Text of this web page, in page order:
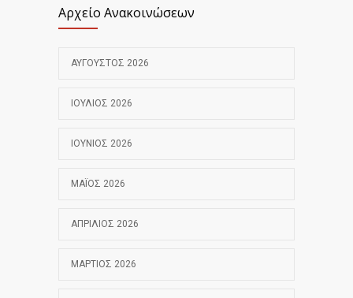
Αρχείο Ανακοινώσεων
ΑΎΓΟΥΣΤΟΣ 2026
ΙΟΎΛΙΟΣ 2026
ΙΟΎΝΙΟΣ 2026
ΜΆΙΟΣ 2026
ΑΠΡΊΛΙΟΣ 2026
ΜΆΡΤΙΟΣ 2026